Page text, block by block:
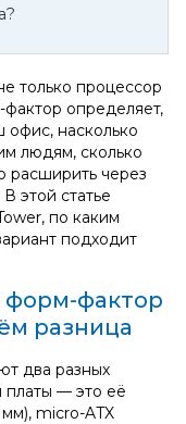
только процессор
определяет,
насколько
людям, сколько
расширить через
этой статье
по каким
подходит
разница
два разных
платы — это её
micro‑ATX